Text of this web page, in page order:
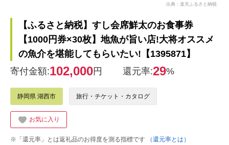
出典：楽天ふるさと納税
【ふるさと納税】すし会席鮮太のお食事券
【1000円券×30枚】地魚が旨い店!大将オススメ
の魚介を堪能してもらいたい!【1395871】
寄付金額:102,000円 還元率:29%
静岡県 湖西市 旅行・チケット・カタログ
お気に入り
※「還元率」とは返礼品のお得度を測る指標です
（還元率とは）